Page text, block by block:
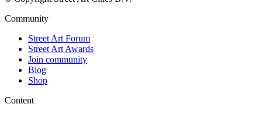
Community
Street Art Forum
Street Art Awards
Join community
Blog
Shop
Content